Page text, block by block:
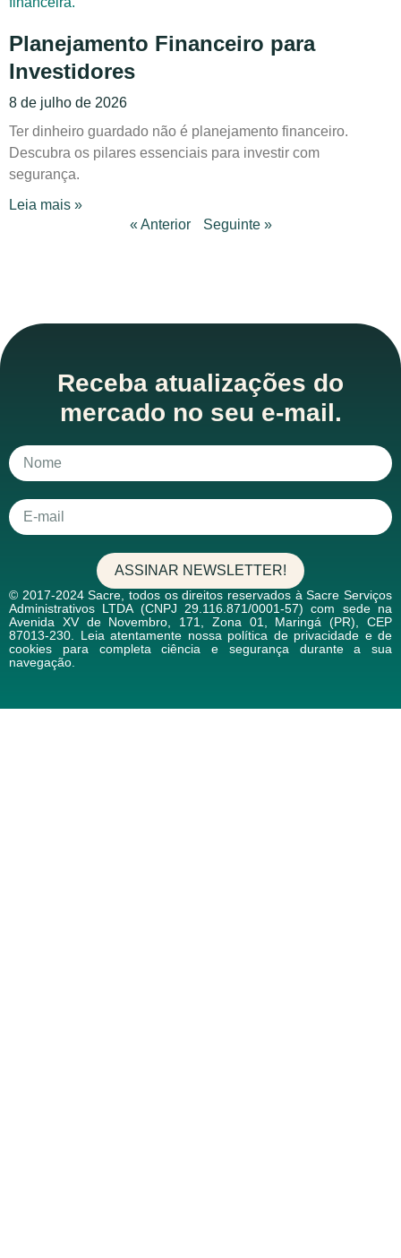
Planejamento Financeiro para
Investidores
8 de julho de 2026
Ter dinheiro guardado não é planejamento financeiro.
Descubra os pilares essenciais para investir com
segurança.
Leia mais »
« Anterior
Seguinte »
Receba atualizações do
mercado no seu e-mail.
ASSINAR NEWSLETTER!
© 2017-2024 Sacre, todos os direitos reservados à Sacre Serviços
Administrativos LTDA (CNPJ 29.116.871/0001-57) com sede na
Avenida XV de Novembro, 171, Zona 01, Maringá (PR), CEP
87013-230. Leia atentamente nossa política de privacidade e de
cookies para completa ciência e segurança durante a sua
navegação.